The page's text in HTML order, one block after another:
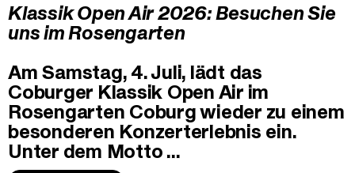
Klassik Open Air 2026: Besuchen Sie
uns im Rosengarten
Am Samstag, 4. Juli, lädt das
Coburger Klassik Open Air im
Rosengarten Coburg wieder zu einem
besonderen Konzerterlebnis ein.
Unter dem Motto …